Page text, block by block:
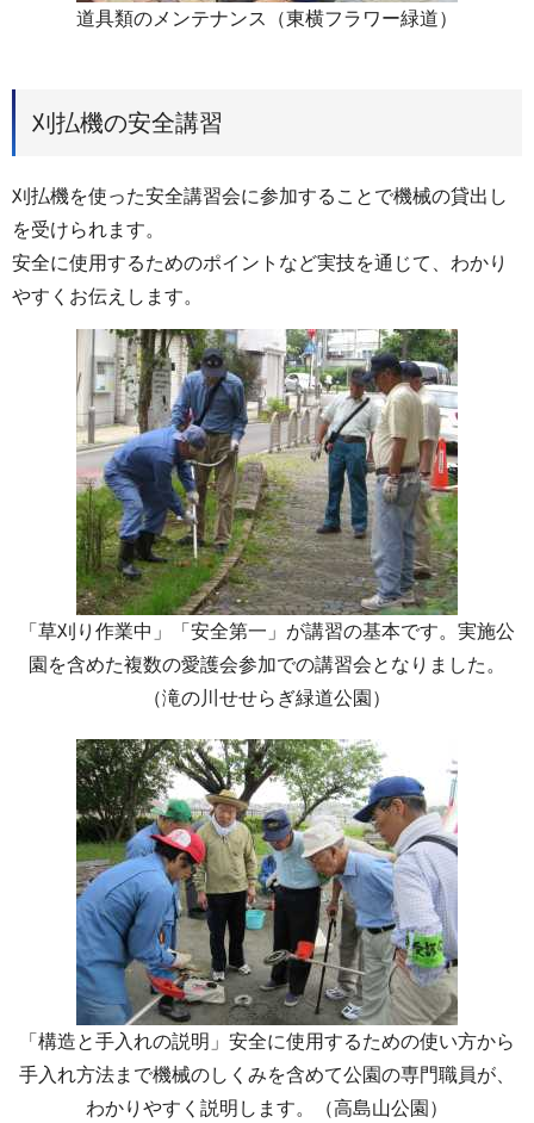
道具類のメンテナンス（東横フラワー緑道）
刈払機の安全講習
刈払機を使った安全講習会に参加することで機械の貸出し
を受けられます。
安全に使用するためのポイントなど実技を通じて、わかり
やすくお伝えします。
「草刈り作業中」「安全第一」が講習の基本です。実施公
園を含めた複数の愛護会参加での講習会となりました。
（滝の川せせらぎ緑道公園）
「構造と手入れの説明」安全に使用するための使い方から
手入れ方法まで機械のしくみを含めて公園の専門職員が、
わかりやすく説明します。（高島山公園）